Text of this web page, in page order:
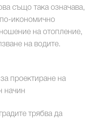
също така означава,
по-икономично
на отопление,
на водите.
проектиране на
начин
трябва да